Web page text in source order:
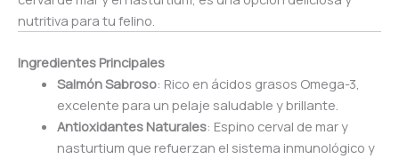
nutritiva para tu felino.
Ingredientes Principales
Salmón Sabroso: Rico en ácidos grasos Omega-3,
excelente para un pelaje saludable y brillante.
Antioxidantes Naturales: Espino cerval de mar y
nasturtium que refuerzan el sistema inmunológico y